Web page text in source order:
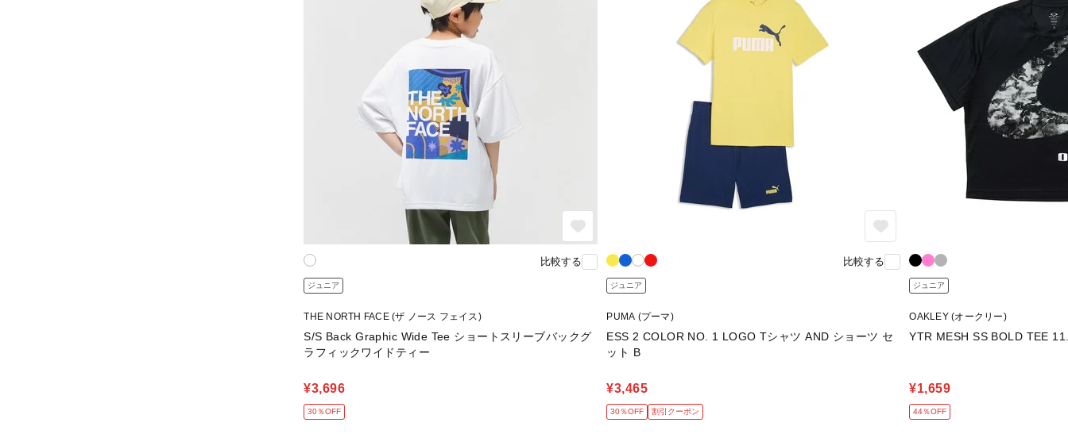
比較する
ジュニア
THE NORTH FACE (ザ ノース フェイス)
S/S Back Graphic Wide Tee ショートスリーブバックグ
ラフィックワイドティー
¥3,696
30％OFF
比較する
ジュニア
PUMA (プーマ)
ESS 2 COLOR NO. 1 LOGO Tシャツ AND ショーツ セ
ット B
¥3,465
30％OFF 割引クーポン
ジュニア
OAKLEY (オークリー)
YTR MESH SS BOLD TEE
¥1,659
44％OFF